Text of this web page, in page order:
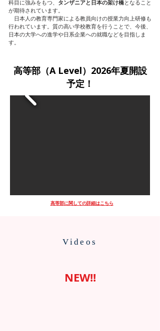
科目に強みをもつ、 タンザニアと日本の架け橋となること
が期待されています。
日本人の教育専門家による教員向けの授業力向上研修も
行われています。質の高い学校教育を行うことで、今後、
日本の大学への進学や日系企業への就職などを目指しま
す。
高等部（A Level）2026年夏開設
予定！
高等部に関しての詳細はこちら
Videos
NEW!!